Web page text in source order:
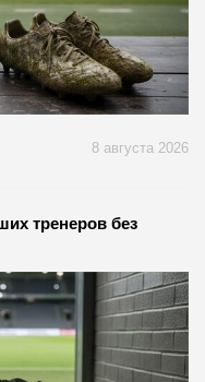
8 августа 2026
тренеров без